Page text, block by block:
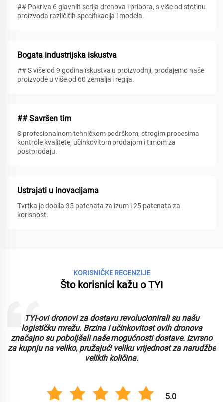
## Pokriva 6 glavnih serija dronova i pribora, s više od stotinu
proizvoda različitih specifikacija i modela.
Bogata industrijska iskustva
## S više od 9 godina iskustva u proizvodnji, prodajemo naše
proizvode u više od 60 zemalja i regija.
## Savršen tim
S profesionalnom tehničkom podrškom, strogim procesima
kontrole kvalitete, učinkovitom prodajom i timom za
postprodaju.
Ustrajati u inovacijama
Tvrtka je dobila 35 patenata za izum i 25 patenata za
korisnost.
KORISNIČKE RECENZIJE
Što korisnici kažu o TYI
TYI-ovi dronovi za dostavu revolucionirali su našu
logističku mrežu. Brzina i učinkovitost ovih dronova
značajno su poboljšali naše mogućnosti dostave. Izvrsno
za kupnju na veliko, pružajući veliku vrijednost za narudžbe
velikih količina.
5.0